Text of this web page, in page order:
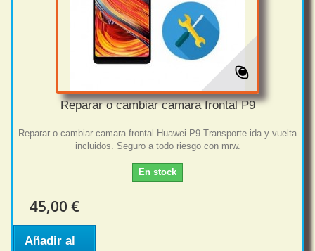
Reparar o cambiar camara frontal P9
Reparar o cambiar camara frontal Huawei P9 Transporte ida y vuelta
incluidos. Seguro a todo riesgo con mrw.
En stock
45,00 €
Añadir al